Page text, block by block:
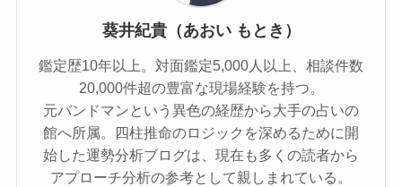
葵井紀貴（あおい もとき）
鑑定歴10年以上。対面鑑定5,000人以上、相談件数
20,000件超の豊富な現場経験を持つ。
元バンドマンという異色の経歴から大手の占いの
館へ所属。四柱推命のロジックを深めるために開
始した運勢分析ブログは、現在も多くの読者から
アプローチ分析の参考として親しまれている。